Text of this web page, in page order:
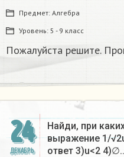
Предмет: Алгебра
Уровень: 5 - 9 класс
Пожалуйста решите.
24
ДЕКАБРЬ
Найди, при
выражение 1/
ответ 3)u<2